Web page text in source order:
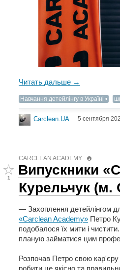
Читать дальше →
Навчання детейлінгу в Україні
Carclean.UA 5 сентября
CARCLEAN ACADEMY
1
Випускники
Курельчук (м.
— Захоплення детейлінгом
«Carclean Academy» Петро
подобалося їх мити і
планую займатися цим
Розпочав Петро свою кар'єру
робити це якісно та